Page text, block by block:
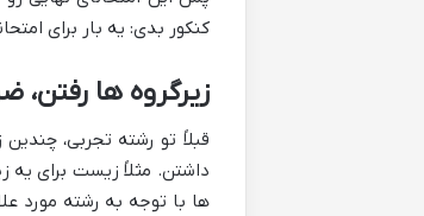
کنکور بدی: یه بار برای
زیرگروه ها
قبلاً تو رشته تجربی،
ها با توجه به رشته مورد